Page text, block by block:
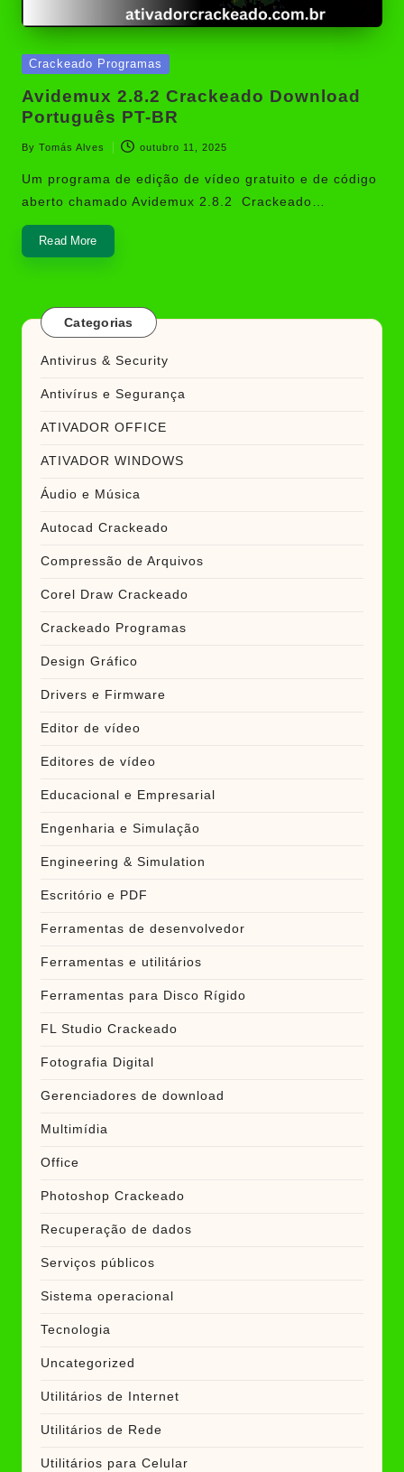
Posted
Crackeado Programas
Avidemux 2.8.2 Crackeado Download
Português PT-BR
Posted
by
By Tomás Alves outubro 11, 2025
Um programa de edição de vídeo gratuito e de código
aberto chamado Avidemux 2.8.2 Crackeado…
Read More
Categorias
Antivirus & Security
Antivírus e Segurança
ATIVADOR OFFICE
ATIVADOR WINDOWS
Áudio e Música
Autocad Crackeado
Compressão de Arquivos
Corel Draw Crackeado
Crackeado Programas
Design Gráfico
Drivers e Firmware
Editor de vídeo
Editores de vídeo
Educacional e Empresarial
Engenharia e Simulação
Engineering & Simulation
Escritório e PDF
Ferramentas de desenvolvedor
Ferramentas e utilitários
Ferramentas para Disco Rígido
FL Studio Crackeado
Fotografia Digital
Gerenciadores de download
Multimídia
Office
Photoshop Crackeado
Recuperação de dados
Serviços públicos
Sistema operacional
Tecnologia
Uncategorized
Utilitários de Internet
Utilitários de Rede
Utilitários para Celular